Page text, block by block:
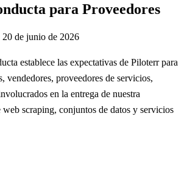
para Proveedores
20 de junio de 2026
establece las expectativas de Piloterr para
vendedores, proveedores de servicios,
en la entrega de nuestra
scraping, conjuntos de datos y servicios